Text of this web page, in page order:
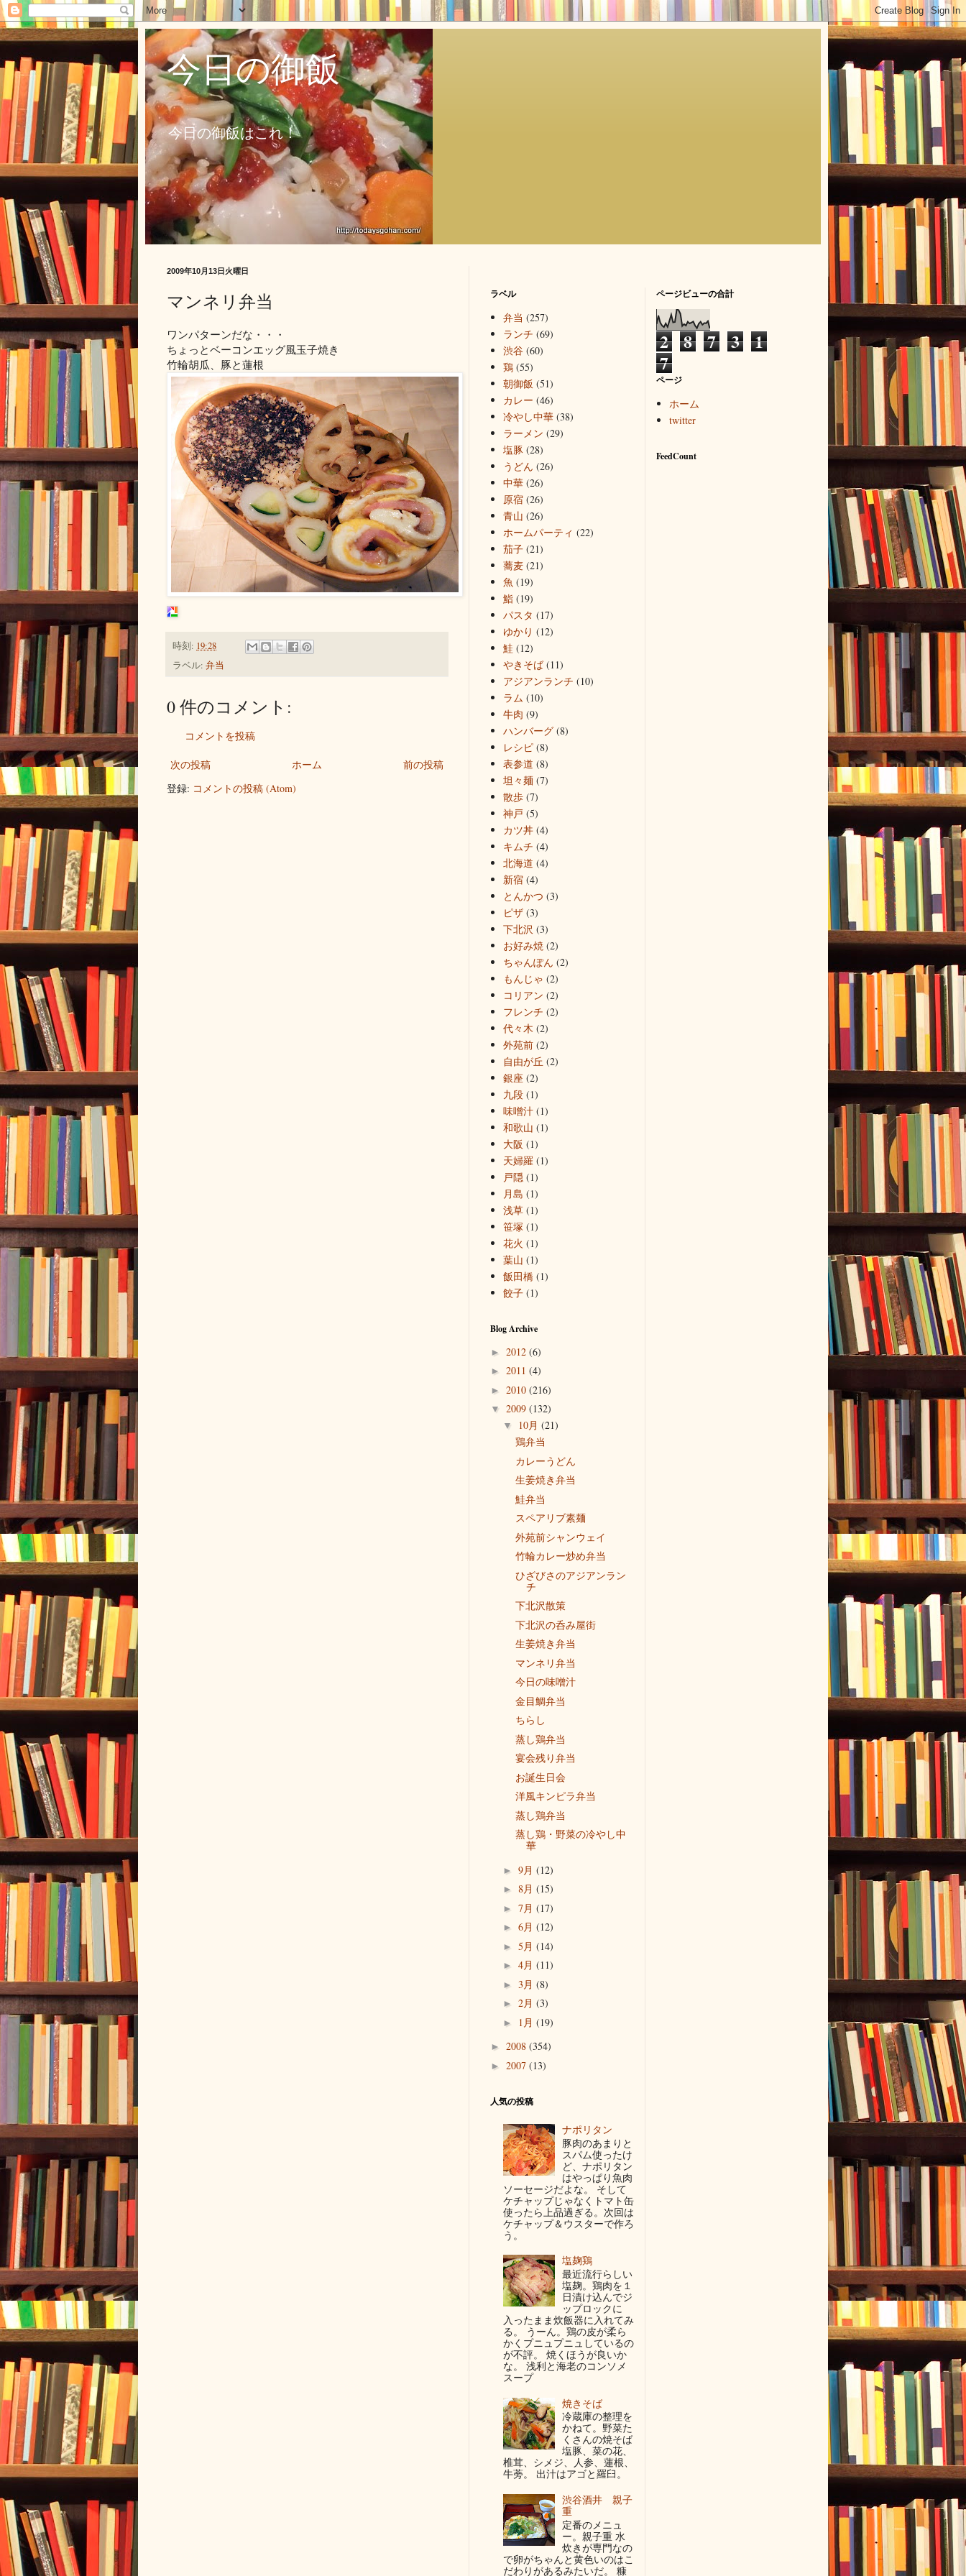
今日の御飯
今日の御飯はこれ！
2009年10月13日火曜日
マンネリ弁当
ワンパターンだな・・・
ちょっとベーコンエッグ風玉子焼き
竹輪胡瓜、豚と蓮根
時刻: 19:28
ラベル: 弁当
0 件のコメント:
コメントを投稿
次の投稿 前の投稿
ホーム
登録: コメントの投稿 (Atom)
ラベル
弁当 (257)
ランチ (69)
渋谷 (60)
鶏 (55)
朝御飯 (51)
カレー (46)
冷やし中華 (38)
ラーメン (29)
塩豚 (28)
うどん (26)
中華 (26)
原宿 (26)
青山 (26)
ホームパーティ (22)
茄子 (21)
蕎麦 (21)
魚 (19)
鮨 (19)
パスタ (17)
ゆかり (12)
鮭 (12)
やきそば (11)
アジアンランチ (10)
ラム (10)
牛肉 (9)
ハンバーグ (8)
レシピ (8)
表参道 (8)
坦々麺 (7)
散歩 (7)
神戸 (5)
カツ丼 (4)
キムチ (4)
北海道 (4)
新宿 (4)
とんかつ (3)
ピザ (3)
下北沢 (3)
お好み焼 (2)
ちゃんぽん (2)
もんじゃ (2)
コリアン (2)
フレンチ (2)
代々木 (2)
外苑前 (2)
自由が丘 (2)
銀座 (2)
九段 (1)
味噌汁 (1)
和歌山 (1)
大阪 (1)
天婦羅 (1)
戸隠 (1)
月島 (1)
浅草 (1)
笹塚 (1)
花火 (1)
葉山 (1)
飯田橋 (1)
餃子 (1)
Blog Archive
► 2012 (6)
► 2011 (4)
► 2010 (216)
▼ 2009 (132)
▼ 10月 (21)
鶏弁当
カレーうどん
生姜焼き弁当
鮭弁当
スペアリブ素麺
外苑前シャンウェイ
竹輪カレー炒め弁当
ひざびさのアジアンラン
チ
下北沢散策
下北沢の呑み屋街
生姜焼き弁当
マンネリ弁当
今日の味噌汁
金目鯛弁当
ちらし
蒸し鶏弁当
宴会残り弁当
お誕生日会
洋風キンピラ弁当
蒸し鶏弁当
蒸し鶏・野菜の冷やし中
華
► 9月 (12)
► 8月 (15)
► 7月 (17)
► 6月 (12)
► 5月 (14)
► 4月 (11)
► 3月 (8)
► 2月 (3)
► 1月 (19)
► 2008 (354)
► 2007 (13)
人気の投稿
ナポリタン
豚肉のあまりと
スパム使ったけ
ど、ナポリタン
はやっぱり魚肉
ソーセージだよな。 そして
ケチャップじゃなくトマト缶
使ったら上品過ぎる。次回は
ケチャップ＆ウスターで作ろ
う。
塩麹鶏
最近流行らしい
塩麹。鶏肉を１
日漬け込んでジ
ップロックに
入ったまま炊飯器に入れてみ
る。 うーん。鶏の皮が柔ら
かくプニュプニュしているの
が不評。 焼くほうが良いか
な。 浅利と海老のコンソメ
スープ
焼きそば
冷蔵庫の整理を
かねて。野菜た
くさんの焼そば
塩豚、菜の花、
椎茸、シメジ、人参、蓮根、
牛蒡。 出汁はアゴと羅臼。
渋谷酒井 親子
重
定番のメニュ
ー。親子重 水
炊きが専門なの
で卵がちゃんと黄色いのはこ
だわりがあるみたいだ。 糠
ページビューの合計
2 8 7 3 1
7
ページ
ホーム
twitter
FeedCount